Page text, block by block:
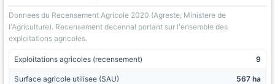
Donnees du Recensement Agricole 2020 (Agreste, Ministere de
l'Agriculture). Recensement decennal portant sur l'ensemble des
exploitations agricoles.
Exploitations agricoles (recensement) 9
Surface agricole utilisee (SAU) 567 ha